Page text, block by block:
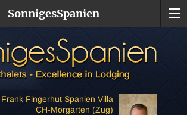
SonnigesSpanien
Frank Fingerhut Spanien Villa
CH-Morgarten (Zug)